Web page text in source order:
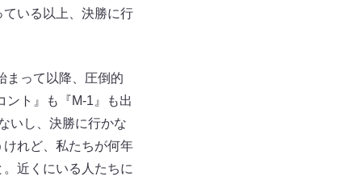
いる以上、決勝に行
って以降、圧倒的
ント』も『M-1』も出
いし、決勝に行かな
れど、私たちが何年
近くにいる人たちに